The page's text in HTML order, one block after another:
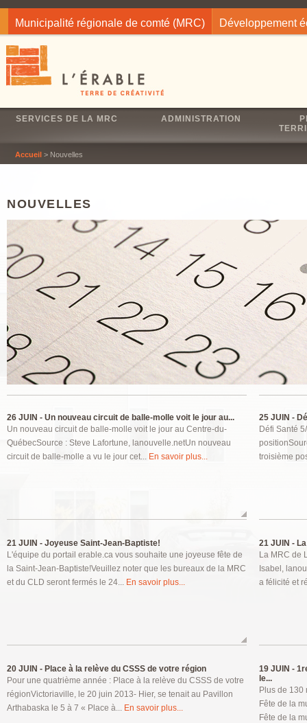
Municipalité régionale de comté (MRC) Développement
SERVICES DE LA MRC ADMINISTRATION
Accueil > Nouvelles
NOUVELLES
26 JUIN - Un nouveau circuit de balle-molle voit le jour au...
Un nouveau circuit de balle-molle voit le jour au Centre-du-
QuébecSource : Steve Lafortune, lanouvelle.netUn nouveau
circuit de balle-molle a vu le jour cet... En savoir plus...
25 JUIN -
Défi Santé
troisième
21 JUIN - Joyeuse Saint-Jean-Baptiste!
L'équipe du portail erable.ca vous souhaite une joyeuse fête de
la Saint-Jean-Baptiste!Veuillez noter que les bureaux de la MRC
et du CLD seront fermés le 24... En savoir plus...
21 JUIN -
La MRC de
Isabel,
a félicité et
20 JUIN - Place à la relève du CSSS de votre région
Pour une quatrième année : Place à la relève du CSSS de votre
régionVictoriaville, le 20 juin 2013- Hier, se tenait au Pavillon
Arthabaska le 5 à 7 « Place à... En savoir plus...
19 JUIN -
le...
Plus de 130
Fête de la
Fête de la
Pages